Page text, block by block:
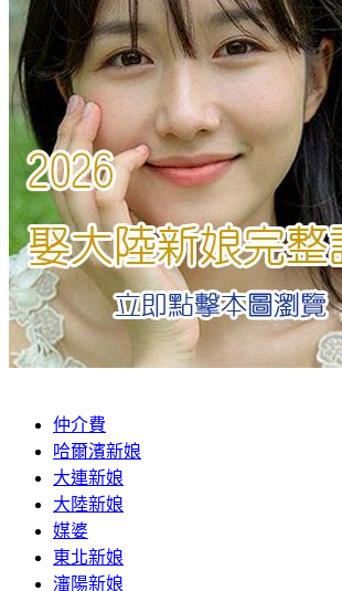
仲介費
哈爾濱新娘
大連新娘
大陸新娘
媒婆
東北新娘
瀋陽新娘